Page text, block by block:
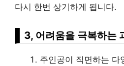
다시 한번 상기하게 됩니다.
3, 어려움을 극복하는
주인공이 직면하는 다